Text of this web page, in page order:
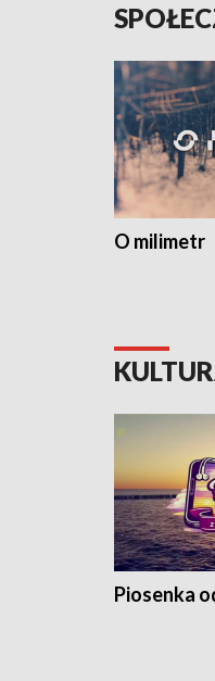
O milimetr
Piosenka